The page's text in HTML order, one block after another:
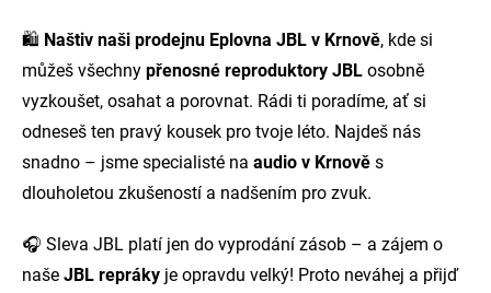
🛍️ Naštiv naši prodejnu Eplovna JBL v Krnově, kde si
můžeš všechny přenosné reproduktory JBL osobně
vyzkoušet, osahat a porovnat. Rádi ti poradíme, ať si
odneseš ten pravý kousek pro tvoje léto. Najdeš nás
snadno – jsme specialisté na audio v Krnově s
dlouholetou zkušeností a nadšením pro zvuk.
🎧 Sleva JBL platí jen do vyprodání zásob – a zájem o
naše JBL repráky je opravdu velký! Proto neváhej a přijď